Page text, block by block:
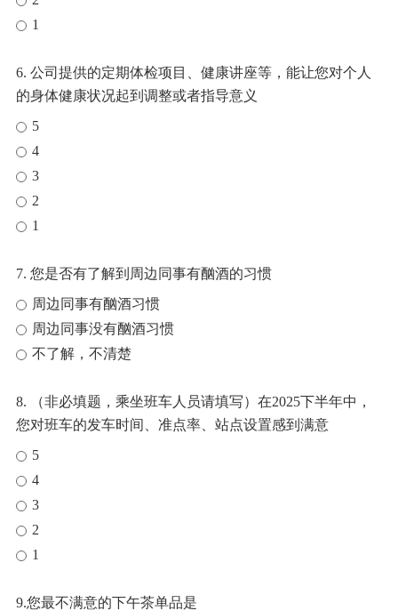
1
6. 公司提供的定期体检项目、健康讲座等，能让您对个人
的身体健康状况起到调整或者指导意义
5
4
3
2
1
7. 您是否有了解到周边同事有酗酒的习惯
周边同事有酗酒习惯
周边同事没有酗酒习惯
不了解，不清楚
8. （非必填题，乘坐班车人员请填写）在2025下半年中，
您对班车的发车时间、准点率、站点设置感到满意
5
4
3
2
1
9.您最不满意的下午茶单品是